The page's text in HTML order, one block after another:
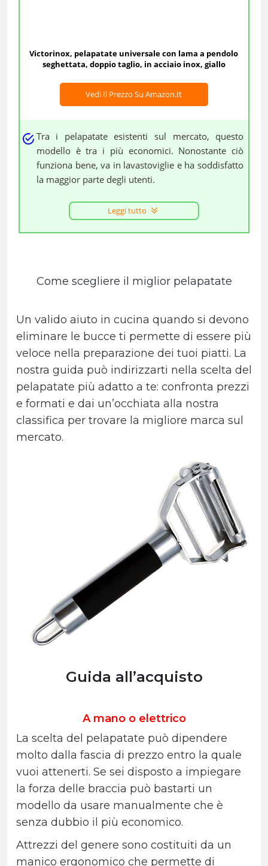
Victorinox, pelapatate universale con lama a pendolo
seghettata, doppio taglio, in acciaio inox, giallo
Vedi Il Prezzo Su Amazon.it
Tra i pelapatate esistenti sul mercato, questo
modello è tra i più economici. Nonostante ciò
funziona bene, va in lavastoviglie e ha soddisfatto
la maggior parte degli utenti.
Leggi tutto
Come scegliere il miglior pelapatate
Un valido aiuto in cucina quando si devono
eliminare le bucce ti permette di essere più
veloce nella preparazione dei tuoi piatti. La
nostra guida può indirizzarti nella scelta del
pelapatate più adatto a te: confronta prezzi
e formati e dai un’occhiata alla nostra
classifica per trovare la migliore marca sul
mercato.
Guida all’acquisto
A mano o elettrico
La scelta del pelapatate può dipendere
molto dalla fascia di prezzo entro la quale
vuoi attenerti. Se sei disposto a impiegare
la forza delle braccia può bastarti un
modello da usare manualmente che è
senza dubbio il più economico.
Attrezzi del genere sono costituiti da un
manico ergonomico che permette di